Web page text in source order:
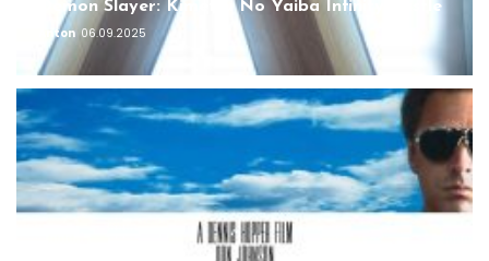
Demon Slayer: Kimetsu No Yaiba Infinity Castle
Anton 06.09.2025